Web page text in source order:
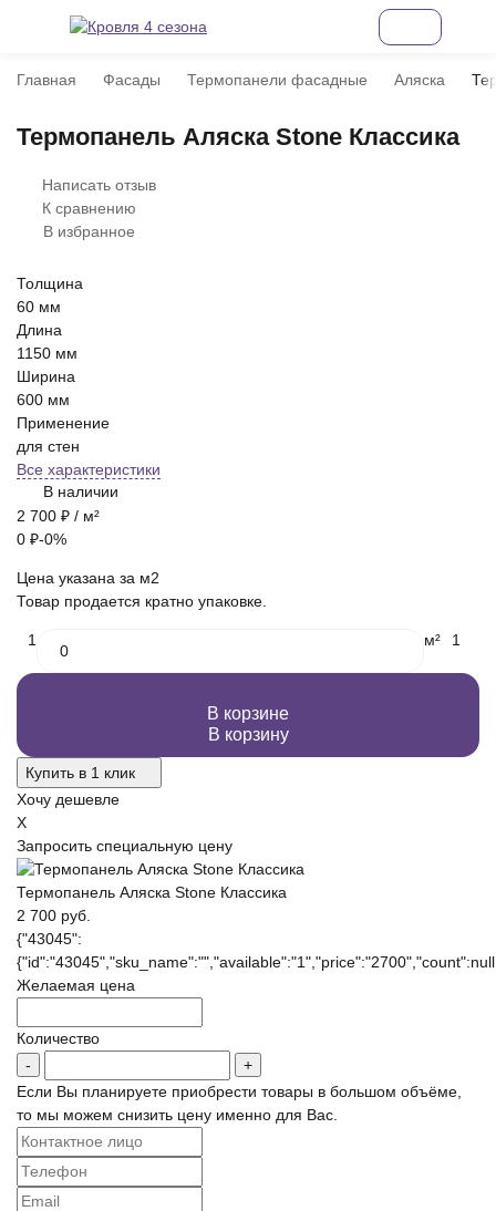
Главная Фасады Термопанели фасадные Аляска
Термопанель Аляска Stone Классика
Написать отзыв
К сравнению
В избранное
Толщина
60 мм
Длина
1150 мм
Ширина
600 мм
Применение
для стен
Все характеристики
В наличии
2 700 ₽ / м²
0 ₽-0%
Цена указана за м2
Товар продается кратно упаковке.
1 м² 1
В корзине
В корзину
Купить в 1 клик
Хочу дешевле
X
Запросить специальную цену
Термопанель Аляска Stone Классика
2 700 руб.
{"43045":
Желаемая цена
Количество
Если Вы планируете приобрести товары в большом объёме,
то мы можем снизить цену именно для Вас.